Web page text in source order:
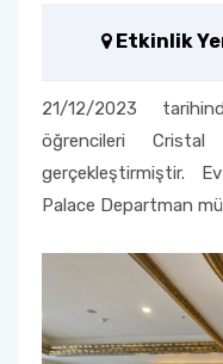
Etkinlik
21/12/2023
öğrencileri
gerçekleştirmiştir.
Palace Departman
Fakülte Kurulu
Danışma Kurulu
Mezun Komisyonu
Birimi
Birim İç Değerlendirme